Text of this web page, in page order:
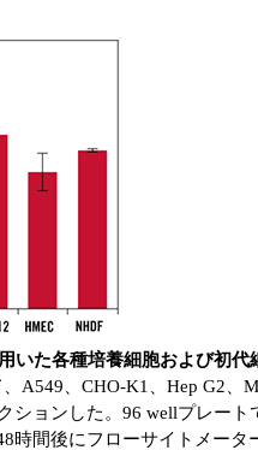
いた各種培養細胞および初
A549、CHO-K1、Hep G2
ションした。96 wellプレー
間後にフローサイトメータ